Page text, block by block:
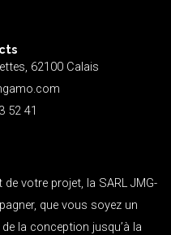
62100 Calais
52 41
votre projet, la SARL JMG-
que vous soyez un
la conception jusqu’à la